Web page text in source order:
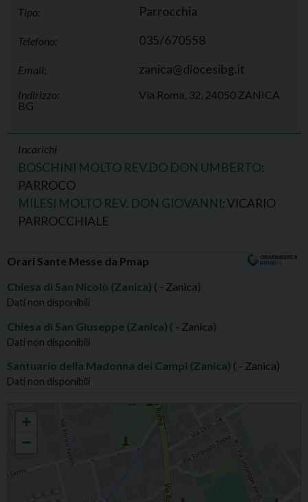
Tipo: Parrocchia
Telefono: 035/670558
Email: zanica@diocesibg.it
Indirizzo:
Via Roma, 32, 24050 ZANICA
BG
Incarichi
BOSCHINI MOLTO REV.DO DON UMBERTO:
PARROCO
MILESI MOLTO REV. DON GIOVANNI: VICARIO
PARROCCHIALE
Orari Sante Messe da Pmap
Chiesa di San Nicolò (Zanica) ( - Zanica)
Dati non disponibili
Chiesa di San Giuseppe (Zanica) ( - Zanica)
Dati non disponibili
Santuario della Madonna dei Campi (Zanica) ( - Zanica)
Dati non disponibili
+
−